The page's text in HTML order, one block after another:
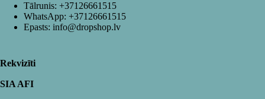
Tālrunis: +37126661515
WhatsApp: +37126661515
Epasts: info@dropshop.lv
Rekvizīti
SIA AFI